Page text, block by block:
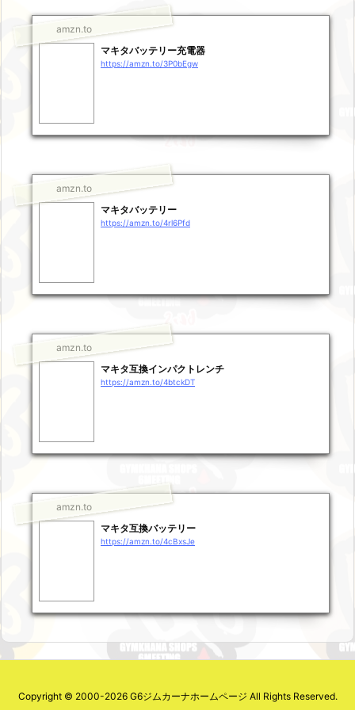
amzn.to
マキタバッテリー充電器
https://amzn.to/3P0bEgw
amzn.to
マキタバッテリー
https://amzn.to/4rl6Pfd
amzn.to
マキタ互換インパクトレンチ
https://amzn.to/4btckDT
amzn.to
マキタ互換バッテリー
https://amzn.to/4cBxsJe
Copyright © 2000-2026 G6ジムカーナホームページ All Rights Reserved.